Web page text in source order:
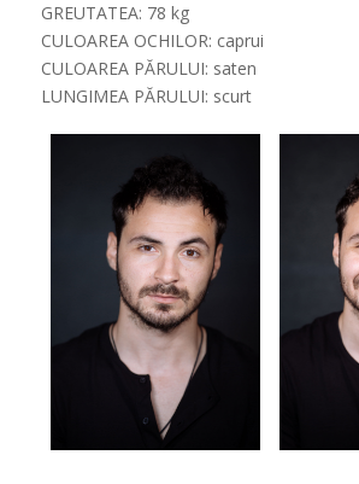
GREUTATEA: 78 kg
CULOAREA OCHILOR: caprui
CULOAREA PĂRULUI: saten
LUNGIMEA PĂRULUI: scurt